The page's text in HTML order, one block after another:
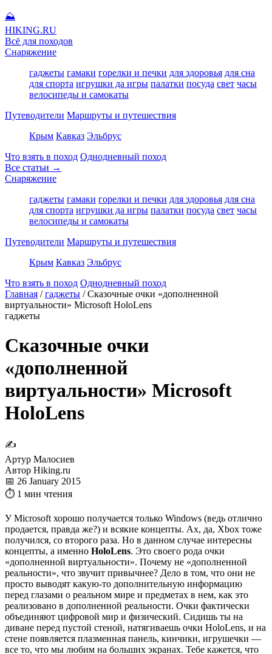
⛰
HIKING.RU
Всё для походов
Снаряжение
гаджеты гамаки горелки и печки для здоровья для сна
для спорта игрушки да игры палатки посуда свет часы
велосипеды и самокаты
Путеводители Маршруты и путешествия
Крым Кавказ Эльбрус
Что взять в поход Однодневный поход
Все статьи →
Снаряжение
гаджеты гамаки горелки и печки для здоровья для сна
для спорта игрушки да игры палатки посуда свет часы
велосипеды и самокаты
Путеводители Маршруты и путешествия
Крым Кавказ Эльбрус
Что взять в поход Однодневный поход
Главная / гаджеты / Сказочные очки «дополненной
виртуальности» Microsoft HoloLens
гаджеты
Сказочные очки
«дополненной
виртуальности» Microsoft
HoloLens
✍
Артур Малосиев
Автор Hiking.ru
📅 26 January 2015
⏱ 1 мин чтения
У Microsoft хорошо получается только Windows (ведь отлично
продается, правда же?) и всякие концепты. Ах, да, Xbox тоже
получился, со второго раза. Но в данном случае интересны
концепты, а именно HoloLens. Это своего рода очки
«дополненной виртуальности». Почему не «дополненной
реальности», что звучит привычнее? Дело в том, что они не
просто выводят какую-то дополнительную информацию
перед глазами о реальном мире и предметах в нем, как это
реализовано в дополненной реальности. Очки фактически
объединяют цифровой мир и физический. Сидишь ты на
диване перед пустой стеной, натягиваешь очки HoloLens, и на
стене появляется плазменная панель, кинчики, игрушечки —
все то, что мы любим на больших экранах. Тебе кажется, что